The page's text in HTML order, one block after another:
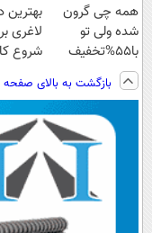
همه چی گرون
شده ولی تو
با55%تخفیف
کبدت رو
پاکسازی کن🔥
بهترین
لاغری
شروع
نزدیکت!
بازگشت به بالای صفحه